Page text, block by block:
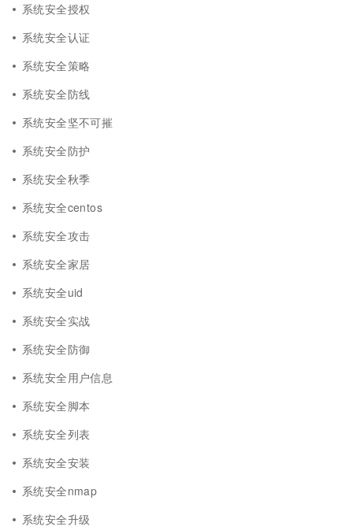
系统安全授权
系统安全认证
系统安全策略
系统安全防线
系统安全坚不可摧
系统安全防护
系统安全秋季
系统安全centos
系统安全攻击
系统安全家居
系统安全uid
系统安全实战
系统安全防御
系统安全用户信息
系统安全脚本
系统安全列表
系统安全安装
系统安全nmap
系统安全升级